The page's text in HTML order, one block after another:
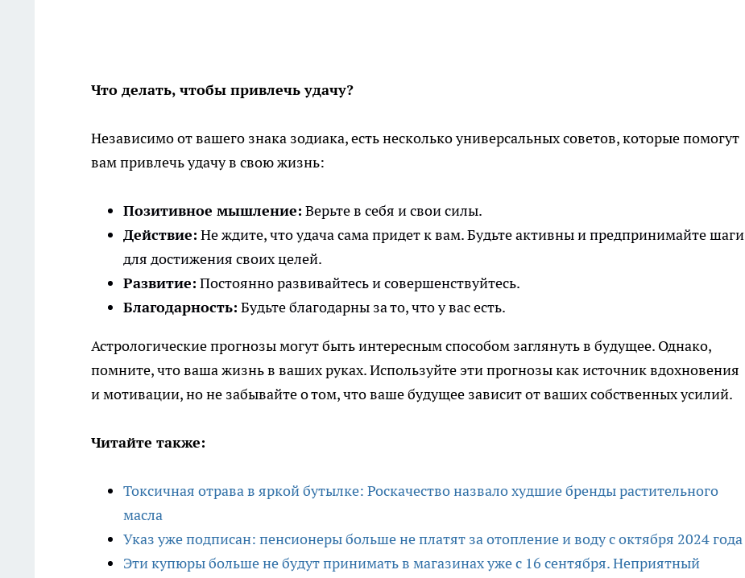
Что делать, чтобы привлечь удачу?
Независимо от вашего знака зодиака, есть несколько универсальных советов, которые помогут
вам привлечь удачу в свою жизнь:
Позитивное мышление: Верьте в себя и свои силы.
Действие: Не ждите, что удача сама придет к вам. Будьте активны и предпринимайте шаги
для достижения своих целей.
Развитие: Постоянно развивайтесь и совершенствуйтесь.
Благодарность: Будьте благодарны за то, что у вас есть.
Астрологические прогнозы могут быть интересным способом заглянуть в будущее. Однако,
помните, что ваша жизнь в ваших руках. Используйте эти прогнозы как источник вдохновения
и мотивации, но не забывайте о том, что ваше будущее зависит от ваших собственных усилий.
Читайте также:
Токсичная отрава в яркой бутылке: Роскачество назвало худшие бренды растительного
масла
Указ уже подписан: пенсионеры больше не платят за отопление и воду с октября 2024 года
Эти купюры больше не будут принимать в магазинах уже с 16 сентября. Неприятный